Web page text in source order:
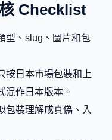
Checklist
型、slug、圖片和包
按日本市場包裝和上
混作日本版本。
包裝理解成真偽、入